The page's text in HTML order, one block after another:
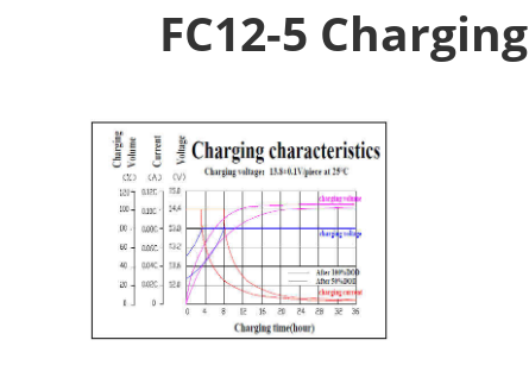
Semitractiune
Redresoare
Accesorii Baterii
Fotovoltaice
FC12-5